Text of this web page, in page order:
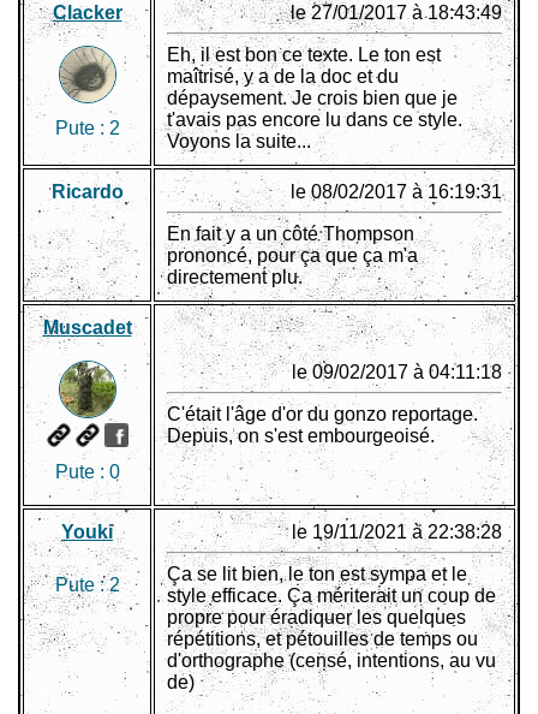
Clacker
Pute : 2
le 27/01/2017 à 18:43:49
Eh, il est bon ce texte. Le ton est
maîtrisé, y a de la doc et du
dépaysement. Je crois bien que je
t'avais pas encore lu dans ce style.
Voyons la suite...
Ricardo le 08/02/2017 à 16:19:31
En fait y a un côté Thompson
prononcé, pour ça que ça m'a
directement plu.
Muscadet
Pute : 0
le 09/02/2017 à 04:11:18
C'était l'âge d'or du gonzo reportage.
Depuis, on s'est embourgeoisé.
Youki
Pute :2
le 19/11/2021 à 22:38:28
Ça se lit bien, le ton est sympa et le
style efficace. Ça mériterait un coup de
propre pour éradiquer les quelques
répétitions, et pétouilles de temps ou
d'orthographe (censé, intentions, au vu
de)